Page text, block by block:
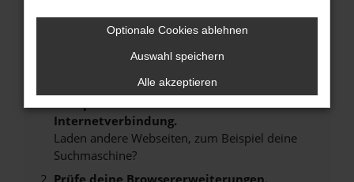
Fehler: Network Error
Beim Laden ist ein Fehler aufgetreten.
Hier sind ein paar Tipps, die dir helfen können:
Überprüfe deine Firewall und deine
Internetverbindung.
Laden andere Webseiten, zum Beispiel deine
Suchmaschine?
Prüfe deine Browsererweiterungen.
Optionale Cookies ablehnen
Auswahl speichern
Alle akzeptieren